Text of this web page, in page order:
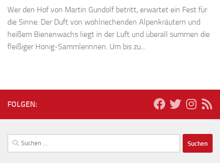
Wer den Hof von Martin Gundolf betritt, erwartet ein Fest für
die Sinne: Der Duft von wohlriechenden Alpenkräutern und
heißem Bienenwachs liegt in der Luft und überall summen die
fleißiger Honig-Sammlerinnen. Um bis zu...
FOLGEN:
Suchen
nach: